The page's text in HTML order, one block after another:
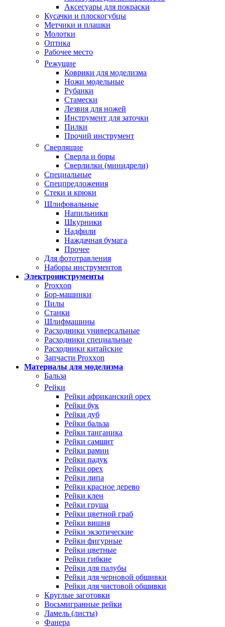
Аксесуары для покраски
Кусачки и плоскогубцы
Метчики и плашки
Молотки
Оптика
Рабочее место
Режущие
Коврики для моделизма
Ножи модельные
Рубанки
Стамески
Лезвия для ножей
Инструмент для заточки
Пилки
Прочий инструмент
Сверлящие
Сверла и боры
Сверлилки (минидрели)
Специальные
Спецпредложения
Стеки и крюки
Шлифовальные
Напильники
Шкурники
Надфили
Наждачная бумага
Прочее
Для фототравления
Наборы инструментов
Электроинструменты
Proxxon
Бор-машинки
Пилы
Станки
Шлифмашины
Расходники универсальные
Расходники специальные
Расходники китайские
Запчасти Proxxon
Материалы для моделизма
Бальза
Рейки
Рейки африканский орех
Рейки бук
Рейки дуб
Рейки бальза
Рейки танганика
Рейки самшит
Рейки рамин
Рейки падук
Рейки орех
Рейки липа
Рейки красное дерево
Рейки клен
Рейки груша
Рейки цветной граб
Рейки вишня
Рейки экзотические
Рейки фигурные
Рейки цветные
Рейки гибкие
Рейки для палубы
Рейки для черновой обшивки
Рейки для чистовой обшивки
Круглые заготовки
Восьмигранные рейки
Ламель (листы)
Фанера